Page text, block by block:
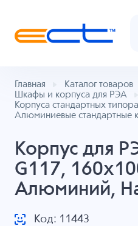
Главная
Каталог товаров
Шкафы и корпуса для РЭА
Корпуса стандартных
Алюминиевые стандартные
Корпус для
G117,
Алюминий,
Код: 11443